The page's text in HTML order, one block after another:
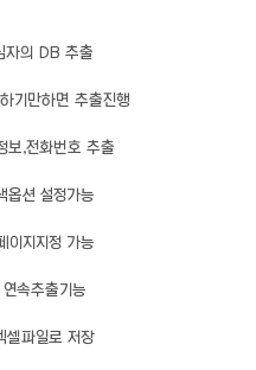
자의 DB 추출
기만하면 추출진행
보,전화번호 추출
옵션 설정가능
이지지정 가능
속추출기능
셀파일로 저장